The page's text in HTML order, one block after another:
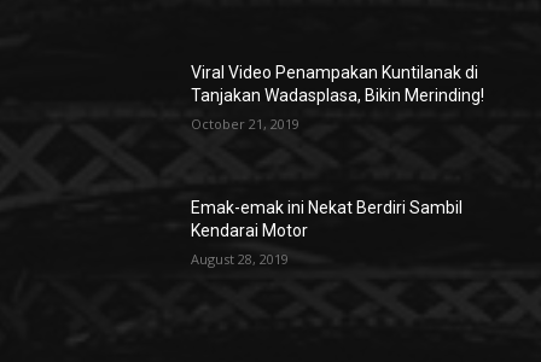
Viral Video Penampakan Kuntilanak di
Tanjakan Wadasplasa, Bikin Merinding!
October 21, 2019
Emak-emak ini Nekat Berdiri Sambil
Kendarai Motor
August 28, 2019